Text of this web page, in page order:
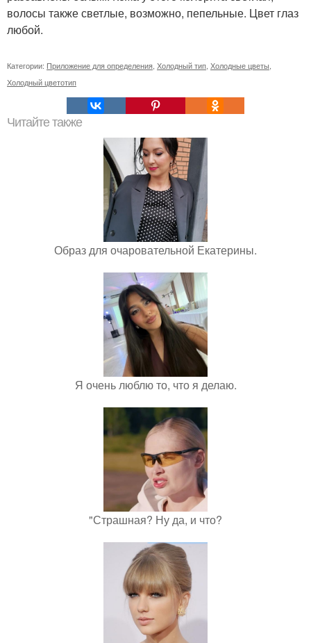
волосы также светлые, возможно, пепельные. Цвет глаз
любой.
Категории: Приложение для определения Холодный тип Холодные цветы
Холодный цветотип
Читайте также
Образ для очаровательной Екатерины.
Я очень люблю то, что я делаю.
"Страшная? Ну да, и что?